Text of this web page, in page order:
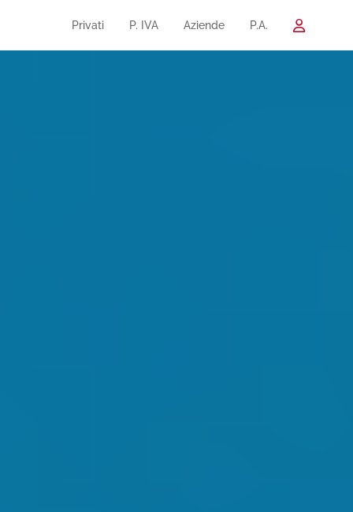
Privati P. IVA Aziende P.A.